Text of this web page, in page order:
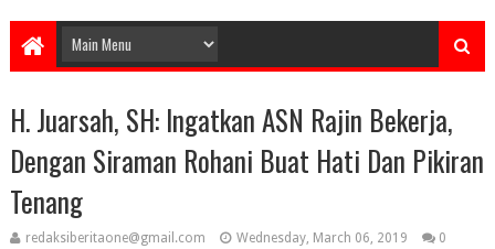
H. Juarsah, SH: Ingatkan ASN Rajin Bekerja,
Dengan Siraman Rohani Buat Hati Dan Pikiran
Tenang
redaksiberitaone@gmail.com Wednesday, March 06, 2019 0